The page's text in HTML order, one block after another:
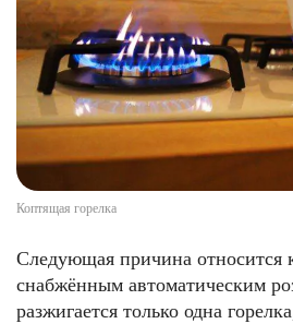
Коптящая горелка
Следующая причина относится
снабжённым автоматическим
разжигается только одна